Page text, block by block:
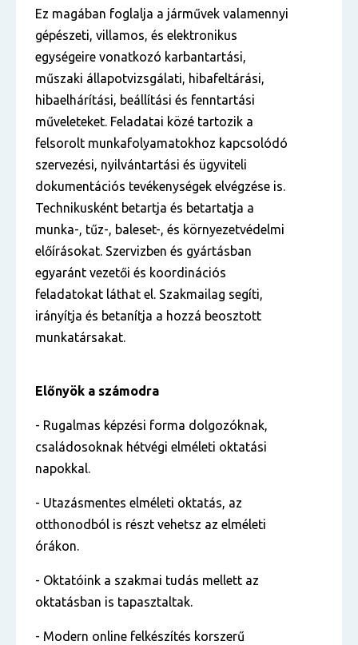
Ez magában foglalja a járművek valamennyi
gépészeti, villamos, és elektronikus
egységeire vonatkozó karbantartási,
műszaki állapotvizsgálati, hibafeltárási,
hibaelhárítási, beállítási és fenntartási
műveleteket. Feladatai közé tartozik a
felsorolt munkafolyamatokhoz kapcsolódó
szervezési, nyilvántartási és ügyviteli
dokumentációs tevékenységek elvégzése is.
Technikusként betartja és betartatja a
munka-, tűz-, baleset-, és környezetvédelmi
előírásokat. Szervizben és gyártásban
egyaránt vezetői és koordinációs
feladatokat láthat el. Szakmailag segíti,
irányítja és betanítja a hozzá beosztott
munkatársakat.
Előnyök a számodra
- Rugalmas képzési forma dolgozóknak,
családosoknak hétvégi elméleti oktatási
napokkal.
- Utazásmentes elméleti oktatás, az
otthonodból is részt vehetsz az elméleti
órákon.
- Oktatóink a szakmai tudás mellett az
oktatásban is tapasztaltak.
- Modern online felkészítés korszerű